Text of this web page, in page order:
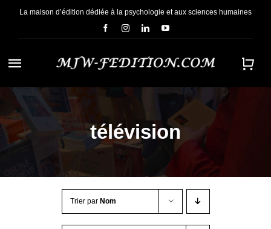
PasserLa maison d’édition dédiée à la psychologie et aux sciences humaines
Navigation
à
bascule
ACCUEIL
NOUS CONNAÎTREtélévision
Trier par Nom